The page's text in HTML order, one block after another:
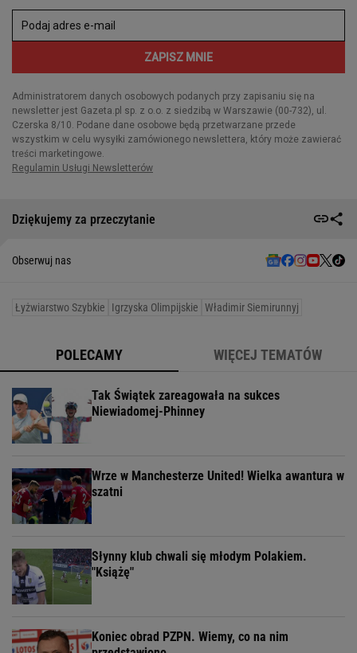
Dziękujemy za przeczytanie
Obserwuj nas
Łyżwiarstwo Szybkie Igrzyska Olimpijskie Władimir Siemirunnyj
POLECAMY WIĘCEJ TEMATÓW
Tak Świątek zareagowała na sukces
Niewiadomej-Phinney
Wrze w Manchesterze United! Wielka awantura w
szatni
Słynny klub chwali się młodym Polakiem.
"Książę"
Koniec obrad PZPN. Wiemy, co na nim